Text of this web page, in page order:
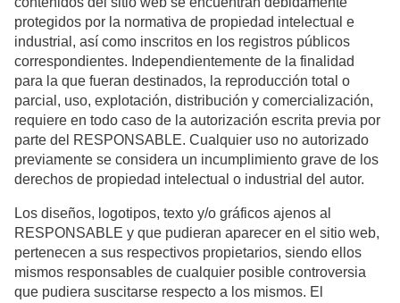
protegidos por la normativa de propiedad intelectual e
industrial, así como inscritos en los registros públicos
correspondientes. Independientemente de la finalidad
para la que fueran destinados, la reproducción total o
parcial, uso, explotación, distribución y comercialización,
requiere en todo caso de la autorización escrita previa por
parte del RESPONSABLE. Cualquier uso no autorizado
previamente se considera un incumplimiento grave de los
derechos de propiedad intelectual o industrial del autor.
Los diseños, logotipos, texto y/o gráficos ajenos al
RESPONSABLE y que pudieran aparecer en el sitio web,
pertenecen a sus respectivos propietarios, siendo ellos
mismos responsables de cualquier posible controversia
que pudiera suscitarse respecto a los mismos. El